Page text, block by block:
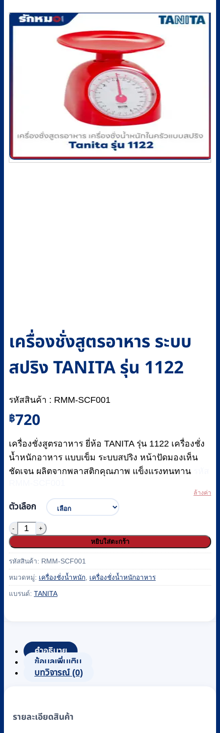
เครื่องชั่งสูตรอาหาร ระบบ
สปริง TANITA รุ่น 1122
รหัสสินค้า : RMM-SCF001
฿720
เครื่องชั่งสูตรอาหาร ยี่ห้อ TANITA รุ่น 1122 เครื่องชั่ง
น้ำหนักอาหาร แบบเข็ม ระบบสปริง หน้าปัดมองเห็น
ชัดเจน ผลิตจากพลาสติกคุณภาพ แข็งแรงทนทาน
ตัวเลือก
ล้างค่า
จำนวน เครื่องชั่งสูตรอาหาร ระบบสปริง TANITA รุ่น
หยิบใส่ตะกร้า
รหัสสินค้า: RMM-SCF001
หมวดหมู่: เครื่องชั่งน้ำหนัก เครื่องชั่งน้ำหนักอาหาร
แบรนด์: TANITA
คำอธิบาย
ข้อมูลเพิ่มเติม
บทวิจารณ์ (0)
รายละเอียดสินค้า